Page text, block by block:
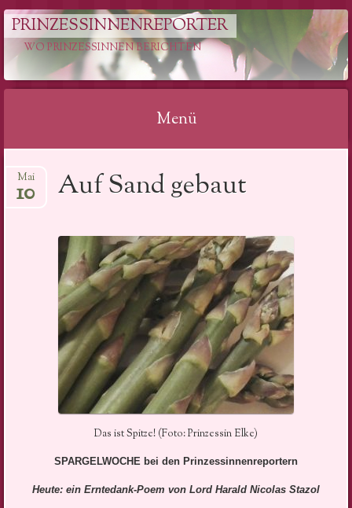
PRINZESSINNENREPORTER
WO PRINZESSINNEN BERICHTEN
Menü
zum
Auf Sand gebaut
Mai
10
Das ist Spitze! (Foto: Prinzessin Elke)
SPARGELWOCHE bei den Prinzessinnenreportern
Heute: ein Erntedank-Poem von Lord Harald Nicolas Stazol